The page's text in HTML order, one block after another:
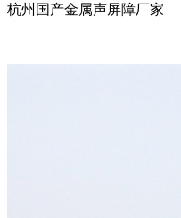
杭州国产金属声屏障厂家